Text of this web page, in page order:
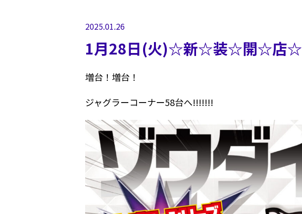
2025.01.26
1月28日(火)☆新☆装☆開☆店☆
増台！増台！
ジャグラーコーナー58台へ!!!!!!!